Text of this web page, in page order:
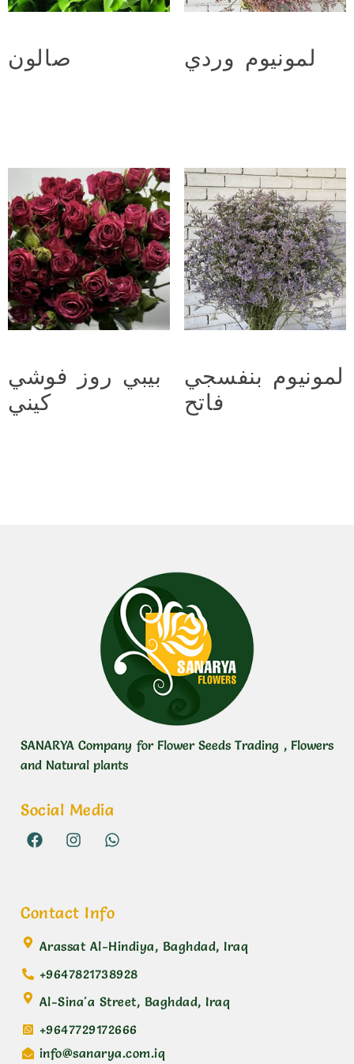
صالون
د.ع
لمونيوم وردي
22.000 د.ع
بيبي روز فوشي
كيني
د.ع
لمونيوم بنفسجي
فاتح
د.ع
SANARYA Company for Flower Seeds Trading , Flowers
and Natural plants
Social Media
Contact Info
Arassat Al-Hindiya, Baghdad, Iraq
+9647821738928
Al-Sina'a Street, Baghdad, Iraq
+9647729172666
info@sanarya.com.iq